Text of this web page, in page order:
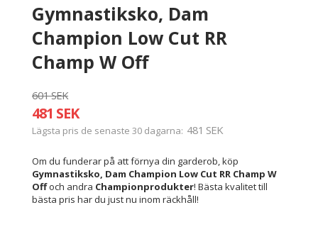
Gymnastiksko, Dam
Champion Low Cut RR
Champ W Off
601 SEK
481 SEK
Lägsta pris de senaste 30 dagarna 481 SEK
Om du funderar på att förnya din garderob, köp
Gymnastiksko, Dam Champion Low Cut RR Champ W
Offoch andra Championprodukter! Bästa kvalitet till
bästa pris har du just nu inom räckhåll!